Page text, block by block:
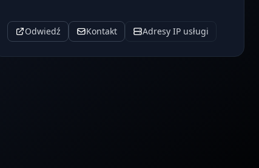
Odwiedź Kontakt Adresy IP usługi